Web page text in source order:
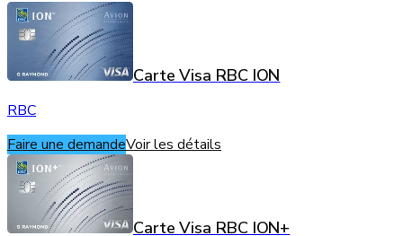
Carte Visa RBC ION
RBC
Faire une demandeVoir les détails
Carte Visa RBC ION+